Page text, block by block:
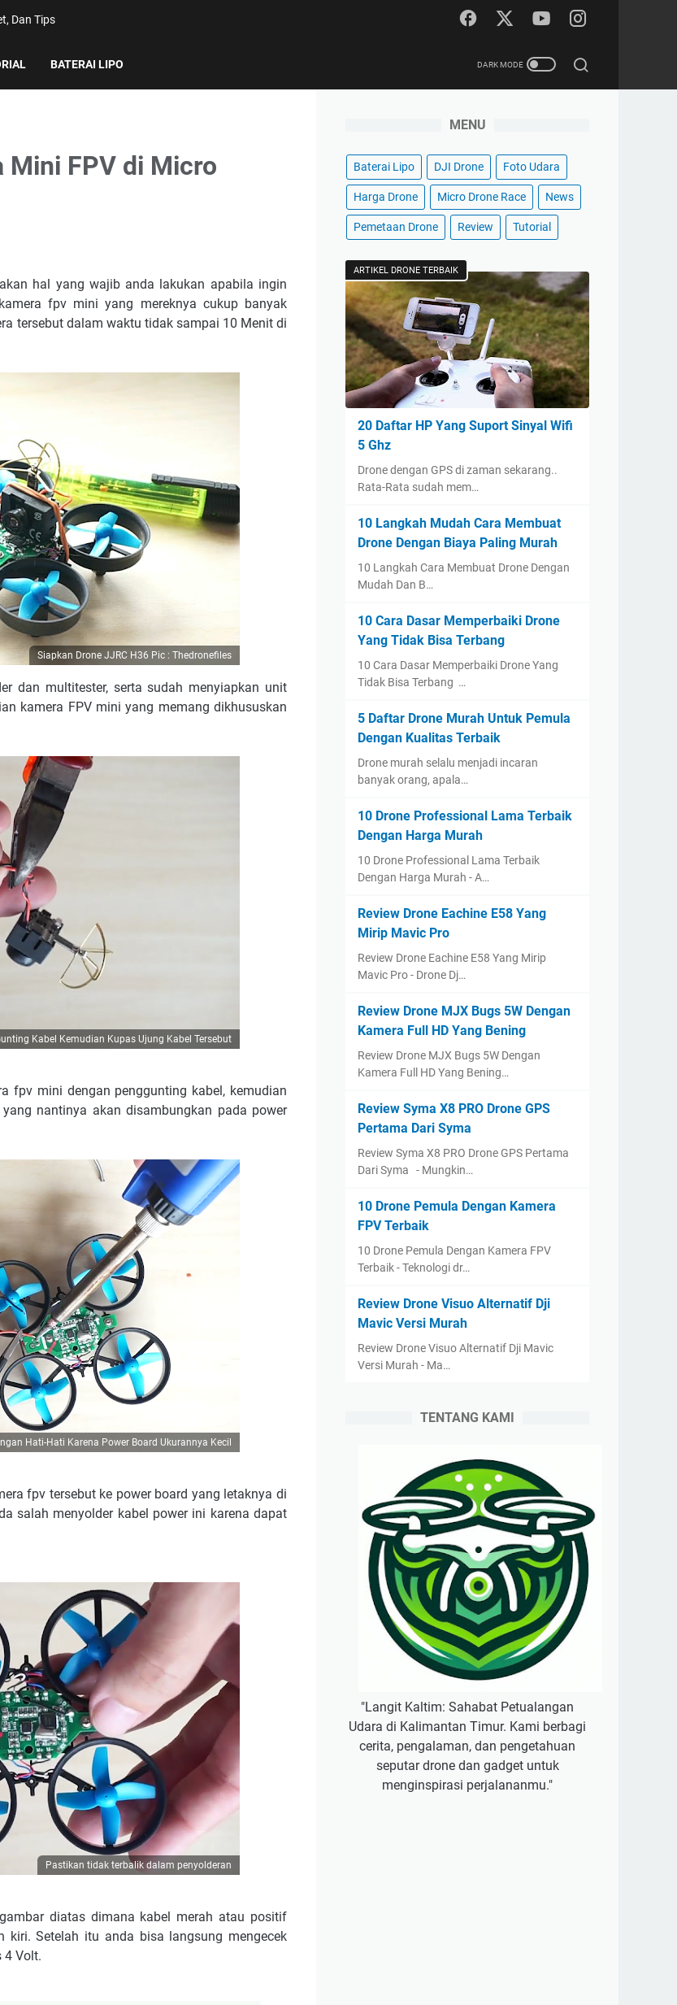
Dan Tips
BATERAI LIPO
Mini FPV di Micro
hal yang wajib anda lakukan apabila ingin
fpv mini yang mereknya cukup banyak
tersebut dalam waktu tidak sampai 10 Menit di
Siapkan Drone JJRC H36 Pic : Thedronefiles
dan multitester, serta sudah menyiapkan unit
kamera FPV mini yang memang dikhususkan
Kabel Kemudian Kupas Ujung Kabel Tersebut
fpv mini dengan penggunting kabel, kemudian
nantinya akan disambungkan pada power
Hati-Hati Karena Power Board Ukurannya Kecil
fpv tersebut ke power board yang letaknya di
salah menyolder kabel power ini karena dapat
Pastikan tidak terbalik dalam penyolderan
diatas dimana kabel merah atau positif
kiri. Setelah itu anda bisa langsung mengecek
4 Volt.
MENU
Baterai Lipo DJI Drone Foto Udara
Harga Drone Micro Drone Race News
Pemetaan Drone Review Tutorial
ARTIKEL DRONE TERBAIK
20 Daftar HP Yang Suport Sinyal Wifi
5 Ghz
Drone dengan GPS di zaman sekarang..
Rata-Rata sudah mem…
10 Langkah Mudah Cara Membuat
Drone Dengan Biaya Paling Murah
10 Langkah Cara Membuat Drone Dengan
Mudah Dan B…
10 Cara Dasar Memperbaiki Drone
Yang Tidak Bisa Terbang
10 Cara Dasar Memperbaiki Drone Yang
Tidak Bisa Terbang …
5 Daftar Drone Murah Untuk Pemula
Dengan Kualitas Terbaik
Drone murah selalu menjadi incaran
banyak orang, apala…
10 Drone Professional Lama Terbaik
Dengan Harga Murah
10 Drone Professional Lama Terbaik
Dengan Harga Murah - A…
Review Drone Eachine E58 Yang
Mirip Mavic Pro
Review Drone Eachine E58 Yang Mirip
Mavic Pro - Drone Dj…
Review Drone MJX Bugs 5W Dengan
Kamera Full HD Yang Bening
Review Drone MJX Bugs 5W Dengan
Kamera Full HD Yang Bening…
Review Syma X8 PRO Drone GPS
Pertama Dari Syma
Review Syma X8 PRO Drone GPS Pertama
Dari Syma - Mungkin…
10 Drone Pemula Dengan Kamera
FPV Terbaik
10 Drone Pemula Dengan Kamera FPV
Terbaik - Teknologi dr…
Review Drone Visuo Alternatif Dji
Mavic Versi Murah
Review Drone Visuo Alternatif Dji Mavic
Versi Murah - Ma…
TENTANG KAMI
"Langit Kaltim: Sahabat Petualangan
Udara di Kalimantan Timur. Kami berbagi
cerita, pengalaman, dan pengetahuan
seputar drone dan gadget untuk
menginspirasi perjalananmu."